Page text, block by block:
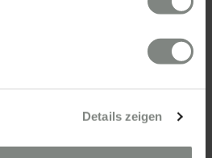
Details zeigen